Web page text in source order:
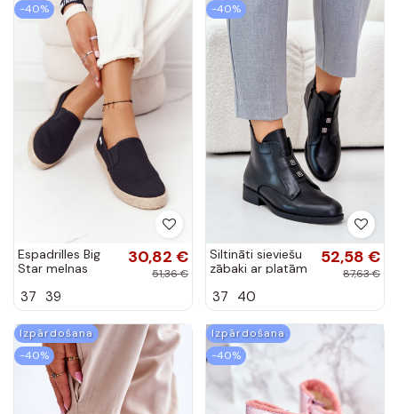
-40%
Espadrilles Big
Star melnas
30,82 €
51,36 €
37 39
-40%
Siltināti sieviešu
zābaki ar platām
ādas melnā krāsā
52,58 €
87,63 €
37 40
Izpārdošana
-40%
Izpārdošana
-40%